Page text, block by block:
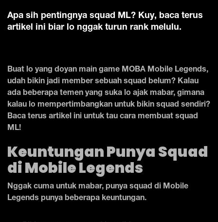
Apa sih pentingnya squad ML? Kuy, baca terus
artikel ini biar lo nggak turun rank melulu.
Buat lo yang doyan main game MOBA Mobile Legends,
udah bikin jadi member sebuah squad belum? Kalau
ada beberapa temen yang suka lo ajak mabar, gimana
kalau lo mempertimbangkan untuk bikin squad sendiri?
Baca terus artikel ini untuk tau cara membuat squad
ML!
Keuntungan Punya Squad
di Mobile Legends
Nggak cuma untuk mabar, punya squad di Mobile
Legends punya beberapa keuntungan.